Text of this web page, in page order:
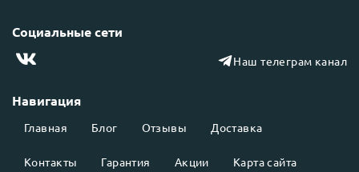
Навигация
Главная Блог Отзывы Доставка
Контакты Гарантия Акции Карта сайта
Социальные сети
Наш телеграм канал